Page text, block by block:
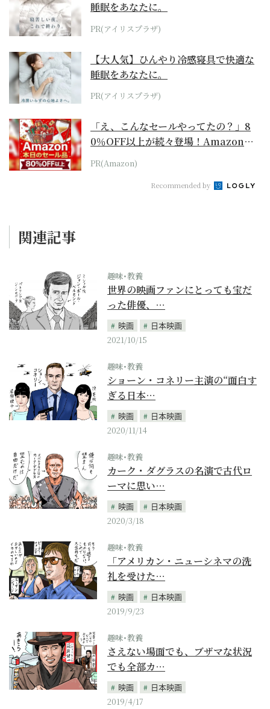
睡眠をあなたに。
PR(アイリスプラザ)
【大人気】ひんやり冷感寝具で快適な
睡眠をあなたに。
PR(アイリスプラザ)
「え、こんなセールやってたの？」8
0％OFF以上が続々登場！Amazonの
本気が...
PR(Amazon)
Recommended by
関連記事
趣味･教養
世界の映画ファンにとっても宝だ
った俳優、…
映画
日本映画
2021/10/15
趣味･教養
ショーン・コネリー主演の“面白す
ぎる日本…
映画
日本映画
2020/11/14
趣味･教養
カーク・ダグラスの名演で古代ロ
ーマに思い…
映画
日本映画
2020/3/18
趣味･教養
「アメリカン・ニューシネマの洗
礼を受けた…
映画
日本映画
2019/9/23
趣味･教養
さえない場面でも、ブザマな状況
でも全部カ…
映画
日本映画
2019/4/17